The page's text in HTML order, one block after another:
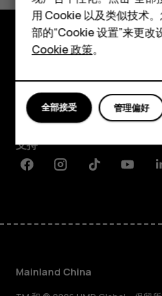
经典手机
配件
平板电脑
探索
关于
Planet and people
支持
FacebookInstagramTiktok
Mainland China
用 Cookie 以及类似技术
部的“Cookie 设置”来更改
Cookie 政策。
管理偏好
全部接受